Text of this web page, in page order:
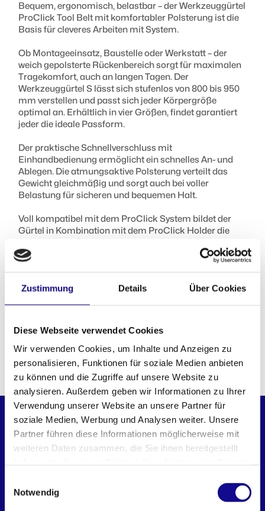
Zustimmung Details Über Cookies
Diese Webseite verwendet Cookies
Wir verwenden Cookies, um Inhalte und Anzeigen zu
personalisieren, Funktionen für soziale Medien anbieten
zu können und die Zugriffe auf unsere Website zu
analysieren. Außerdem geben wir Informationen zu Ihrer
Verwendung unserer Website an unsere Partner für
soziale Medien, Werbung und Analysen weiter. Unsere
Partner führen diese Informationen möglicherweise mit
weiteren Daten zusammen, die Sie ihnen bereitgestellt
Notwendig
Länge Gürtelband
1000 mm
Verstellbar von bis
800-950 mm
Breite Polsterung
120 mm
Bequem, ergonomisch, belastbar – der Werkzeuggürtel
ProClick Tool Belt mit komfortabler Polsterung ist die
Basis für cleveres Arbeiten mit System.
Ob Montageeinsatz, Baustelle oder Werkstatt – der
weich gepolsterte Rückenbereich sorgt für maximalen
Tragekomfort, auch an langen Tagen. Der
Werkzeuggürtel S lässt sich stufenlos von 800 bis 950
mm verstellen und passt sich jeder Körpergröße
optimal an. Erhältlich in vier Größen, findet garantiert
jeder die ideale Passform.
Der praktische Schnellverschluss mit
Einhandbedienung ermöglicht ein schnelles An- und
Ablegen. Die atmungsaktive Polsterung verteilt das
Gewicht gleichmäßig und sorgt auch bei voller
Belastung für sicheren und bequemen Halt.
Voll kompatibel mit dem ProClick System bildet der
Gürtel in Kombination mit dem ProClick Holder die
einklicken, loslegen – ganz ohne Gefummel.
das Rückgrat deines Werkzeugsystems. Ergonomisch,
robust und jederzeit einsatzbereit.
Wenn Du clever arbeiten willst, fängt alles hier an: mit
PASST PERFEKT DAZU
PROCLICK